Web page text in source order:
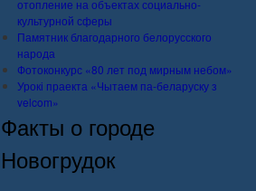
отопление на объектах социально-
культурной сферы
Памятник благодарного белорусского
народа
Фотоконкурс «80 лет под мирным небом»
Урокі праекта «Чытаем па-беларуску з
velcom»
Факты о городе
Новогрудок